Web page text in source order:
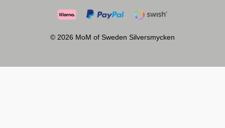
© 2026 MoM of Sweden Silversmycken